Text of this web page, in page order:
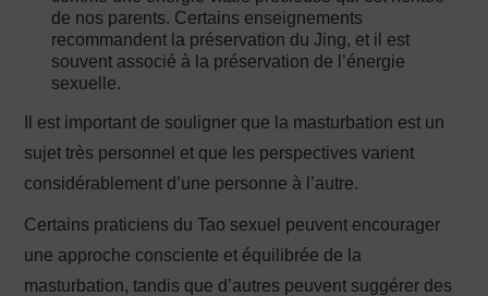
de nos parents. Certains enseignements
recommandent la préservation du Jing, et il est
souvent associé à la préservation de l’énergie
sexuelle.
Il est important de souligner que la masturbation est un
sujet très personnel et que les perspectives varient
considérablement d’une personne à l’autre.
Certains praticiens du Tao sexuel peuvent encourager
une approche consciente et équilibrée de la
masturbation, tandis que d’autres peuvent suggérer des